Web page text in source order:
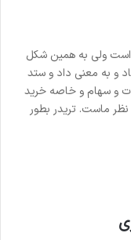
است ولی به همین شکل
و به معنی داد و ستد
و سهام و خاصه خرید
ماست. تریدر بطور